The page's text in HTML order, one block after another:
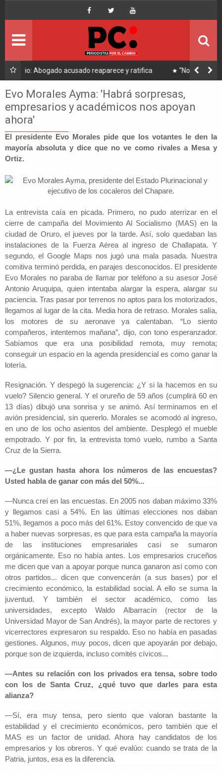
“No hay ninguna posibilidad”, desde Alianza Popular
descartan que Andrónico asista a reunión convocada por
Evo Morales Ayma: 'Habrá sorpresas,
empresarios y académicos nos apoyan
ahora'
El presidente Evo Morales pide que los votantes le den la
mayoría absoluta y dice que no ve como rivales a Mesa y
Ortiz.
La entrevista caía en picada. Primero, no pudo aterrizar en el
cierre de campaña del Movimiento Al Socialismo (MAS) en la
ciudad de Oruro, el jueves por la tarde. Así, solo quedaban las
instalaciones de la Fuerza Aérea al ingreso de Challapata. Y
segundo, el Google Maps nos jugó una mala pasada. Nuestra
comitiva terminó perdida, en parajes desconocidos. El presidente
Evo Morales no paraba de llamar por teléfono a su asesor José
Antonio Aruquipa, quien intentaba alargar la espera, alargar su
paciencia. Tras pasar por terrenos no aptos para los motorizados,
llegamos al lugar de la cita. Media hora de retraso. Morales salía,
los motores de su aeronave ya calentaban. “Lo siento
compañeros, intentemos mañana”, dijo, con tono esperanzador.
Sabíamos que era una posibilidad remota, muy remota;
conseguir un espacio en la agenda presidencial es como ganar la
lotería.
Resignación. Y despegó la sugerencia: ¿Y si la hacemos en su
vuelo? Silencio general. Y el orureño de 59 años (cumplirá 60 en
13 días) dibujó una sonrisa y se animó. Así terminamos en el
avión presidencial, sin quererlo. Morales se acomodó al ingreso,
en uno de los ocho asientos del ambiente. Desplegó el mueble
empotrado. Y por fin, la entrevista tomó vuelo, rumbo a Santa
Cruz de la Sierra.
—¿Le gustan hasta ahora los números de las encuestas?
Usted habla de ganar con más del 50%...
—Nunca creí en las encuestas. En 2005 nos daban máximo 33%
y llegamos casi a 54%. En las últimas elecciones nos daban
51%, llegamos a poco más del 61%. Estoy convencido de que va
a haber nuevas sorpresas, es que para esta campaña la mayoría
de las instituciones empresariales casi se sumaron
orgánicamente. Eso no había antes. Los empresarios cruceños
me dicen que van a apoyar porque nunca ganaron así como con
otros partidos... dicen que convencerán (a sus bases) por el
crecimiento económico, la estabilidad social. A ello se suma la
juventud. Y también el sector académico, como las
universidades, excepto Waldo Albarracín (rector de la
Universidad Mayor de San Andrés), la mayor parte de rectores y
vicerrectores expresaron su respaldo. Eso no había en pasadas
gestiones. Algunos, muy pocos, dicen que apoyarán por debajo,
porque son de izquierda, incluso comités cívicos...
—Antes su relación con los privados era tensa, sobre todo
con los de Santa Cruz, ¿qué tuvo que darles para esta
alianza?
—Sí, era muy tensa, pero siento que valoran bastante la
estabilidad y el crecimiento económicos, pero también que el
MAS es un factor de unidad. Ahora hay candidatos de los
empresarios y los obreros. Y qué evalúo: cuando se trata de la
Patria, juntos, esa es la diferencia.
Portada
Ultimo
Economía
Mundo
Nacional
Lee Más